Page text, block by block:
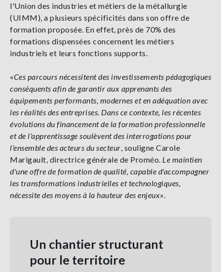
l'Union des industries et métiers de la métallurgie
(UIMM), a plusieurs spécificités dans son offre de
formation proposée. En effet, près de 70% des
formations dispensées concernent les métiers
industriels et leurs fonctions supports.
«Ces parcours nécessitent des investissements pédagogiques
conséquents afin de garantir aux apprenants des
équipements performants, modernes et en adéquation avec
les réalités des entreprises. Dans ce contexte, les récentes
évolutions du financement de la formation professionnelle
et de l'apprentissage soulèvent des interrogations pour
l'ensemble des acteurs du secteur, souligne Carole
Marigault, directrice générale de Proméo. Le maintien
d'une offre de formation de qualité, capable d'accompagner
les transformations industrielles et technologiques,
nécessite des moyens à la hauteur des enjeux».
Un chantier structurant
pour le territoire